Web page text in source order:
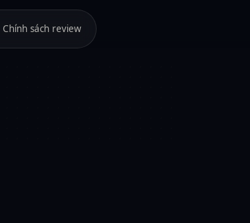
Chính sách review